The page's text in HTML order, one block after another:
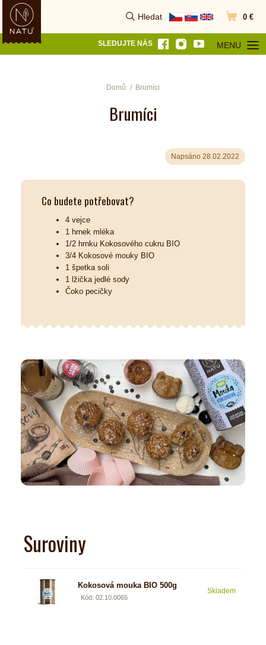
Hledat
Vyhledat Přejít do
0 €
SLEDUJTE NÁS MENU
OTEVŘÍT
Domů Brumíci
Brumíci
Napsáno 28.02.2022
Co budete potřebovat?
4 vejce
1 hrnek mléka
1/2 hrnku Kokosového cukru BIO
3/4 Kokosové mouky BIO
1 špetka soli
1 lžička jedlé sody
Čoko pecičky
Suroviny
Kokosová mouka BIO 500g
Kód: 02.10.0065
Skladem